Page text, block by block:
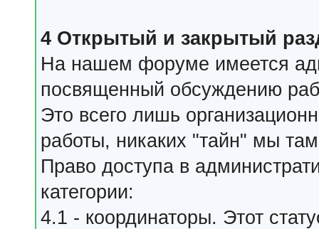
4 Открытый и закрытый
На нашем форуме имеется
посвященный обсуждению
Это всего лишь
работы, никаких "тайн" мы
Право доступа в
категории:
4.1 - координаторы. Этот